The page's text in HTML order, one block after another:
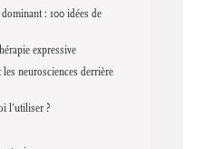
: 100 idées de
expressive
neurosciences derrière
l’utiliser ?